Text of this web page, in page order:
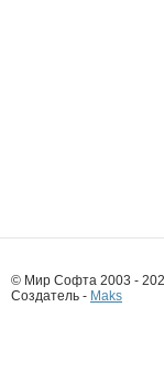
© Мир Софта 2003 -
Создатель - Maks